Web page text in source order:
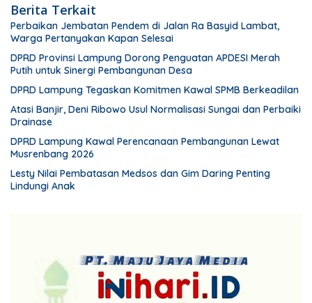
Berita Terkait
Perbaikan Jembatan Pendem di Jalan Ra Basyid Lambat,
Warga Pertanyakan Kapan Selesai
DPRD Provinsi Lampung Dorong Penguatan APDESI Merah
Putih untuk Sinergi Pembangunan Desa
DPRD Lampung Tegaskan Komitmen Kawal SPMB Berkeadilan
Atasi Banjir, Deni Ribowo Usul Normalisasi Sungai dan Perbaiki
Drainase
DPRD Lampung Kawal Perencanaan Pembangunan Lewat
Musrenbang 2026
Lesty Nilai Pembatasan Medsos dan Gim Daring Penting
Lindungi Anak